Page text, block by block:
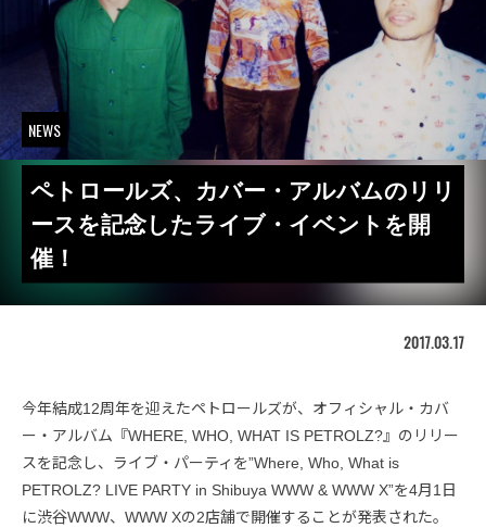
NEWS
ペトロールズ、カバー・アルバムのリリ
ースを記念したライブ・イベントを開
催！
2017.03.17
今年結成12周年を迎えたペトロールズが、オフィシャル・カバ
ー・アルバム『WHERE, WHO, WHAT IS PETROLZ?』のリリー
スを記念し、ライブ・パーティを”Where, Who, What is
PETROLZ? LIVE PARTY in Shibuya WWW & WWW X”を4月1日
に渋谷WWW、WWW Xの2店舗で開催することが発表された。